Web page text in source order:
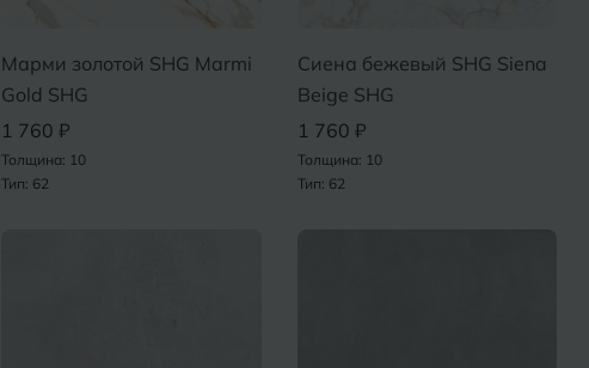
Марми золотой SHG Marmi
Gold SHG
1 760 ₽
Толщина: 10
Тип: 62
Сиена бежевый SHG Siena
Beige SHG
1 760 ₽
Толщина: 10
Тип: 62